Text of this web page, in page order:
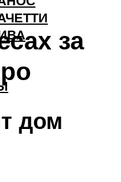
за
дом